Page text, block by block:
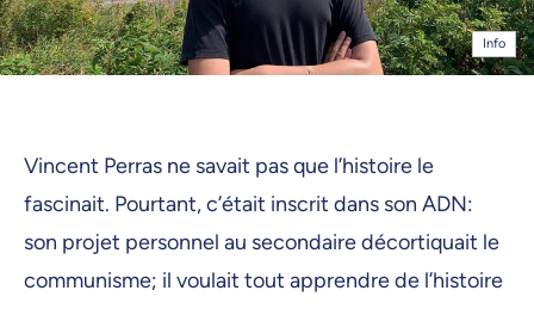
Info
Vincent Perras ne savait pas que l’histoire le
fascinait. Pourtant, c’était inscrit dans son ADN:
son projet personnel au secondaire décortiquait le
communisme; il voulait tout apprendre de l’histoire